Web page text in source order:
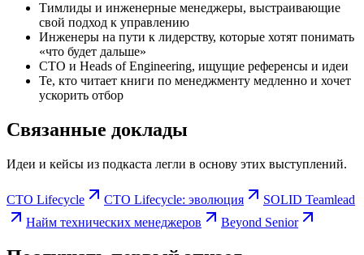
Тимлиды и инженерные менеджеры, выстраивающие
свой подход к управлению
Инженеры на пути к лидерству, которые хотят понимать
«что будет дальше»
CTO и Heads of Engineering, ищущие референсы и идеи
Те, кто читает книги по менеджменту медленно и хочет
ускорить отбор
Связанные доклады
Идеи и кейсы из подкаста легли в основу этих выступлений.
CTO Lifecycle CTO Lifecycle: эволюция
SOLID Teamlead
Найм технических менеджеров
Beyond Senior